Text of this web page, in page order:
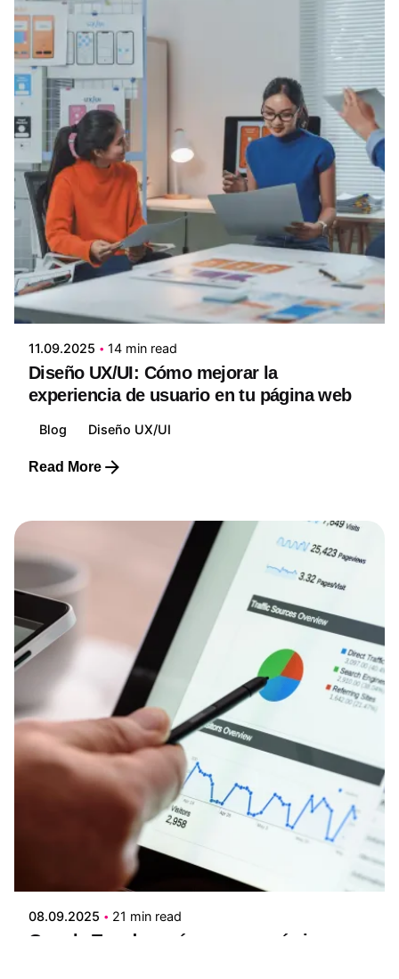
Posted by
11.09.2025 14 min read
Diseño UX/UI: Cómo mejorar la
experiencia de usuario en tu página web
Blog Diseño UX/UI
Read More
Posted by
Keycode Digital
08.09.2025 21 min read
Google Trends: qué es, para qué sirve y